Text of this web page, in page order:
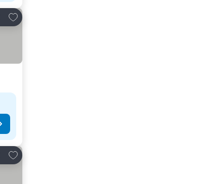
Dodati u favorite
Dodati u favorite